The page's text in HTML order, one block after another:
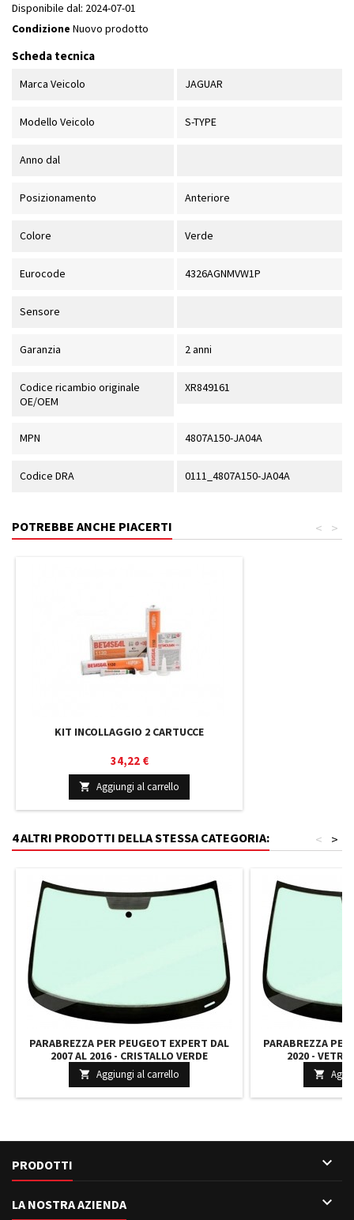
Disponibile dal: 2024-07-01
Condizione Nuovo prodotto
Scheda tecnica
Marca Veicolo JAGUAR
Modello Veicolo S-TYPE
Anno dal
Posizionamento Anteriore
Colore Verde
Eurocode 4326AGNMVW1P
Sensore
Garanzia 2 anni
Codice ricambio originale
OE/OEM
XR849161
MPN 4807A150-JA04A
Codice DRA 0111_4807A150-JA04A
POTREBBE ANCHE PIACERTI >
<
KIT INCOLLAGGIO 2 CARTUCCE
Prezzo
34,22 €
 Aggiungi al carrello
4 ALTRI PRODOTTI DELLA STESSA CATEGORIA: >
<
PARABREZZA PER PEUGEOT EXPERT DAL
2007 AL 2016 - CRISTALLO VERDE
INCAPSULATO CON SOLAR VIN SPESSORE 5
MM 2736AGSVZ 8116NN
 Aggiungi al carrello
PARABREZZA
2020 - VETRO

PRODOTTI 
LA NOSTRA AZIENDA 